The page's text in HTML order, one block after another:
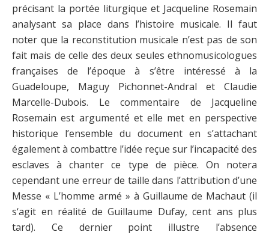
précisant la portée liturgique et Jacqueline Rosemain
analysant sa place dans l’histoire musicale. Il faut
noter que la reconstitution musicale n’est pas de son
fait mais de celle des deux seules ethnomusicologues
françaises de l’époque à s’être intéressé à la
Guadeloupe, Maguy Pichonnet-Andral et Claudie
Marcelle-Dubois. Le commentaire de Jacqueline
Rosemain est argumenté et elle met en perspective
historique l’ensemble du document en s’attachant
également à combattre l’idée reçue sur l’incapacité des
esclaves à chanter ce type de pièce. On notera
cependant une erreur de taille dans l’attribution d’une
Messe « L’homme armé » à Guillaume de Machaut (il
s‘agit en réalité de Guillaume Dufay, cent ans plus
tard). Ce dernier point illustre l’absence